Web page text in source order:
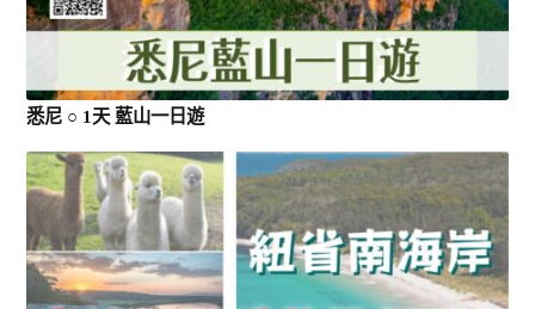
悉尼 ○ 1天 藍山一日遊